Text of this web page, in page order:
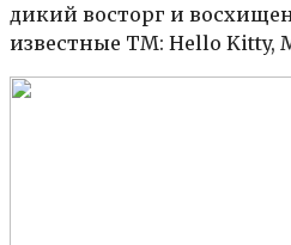
дикий восторг и
известные ТМ: Hello Kitty,